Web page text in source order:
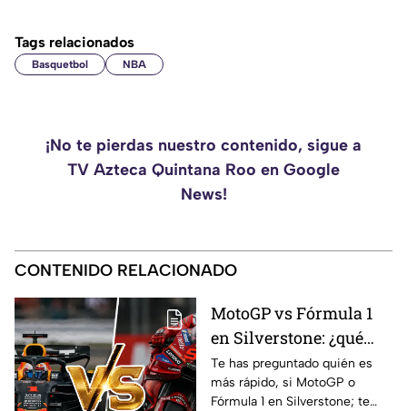
Tags relacionados
Basquetbol NBA
¡No te pierdas nuestro contenido, sigue a
TV Azteca Quintana Roo en Google
News!
CONTENIDO RELACIONADO
MotoGP vs Fórmula 1
en Silverstone: ¿qué
categoría es más rápida
y por cuánto?
Te has preguntado quién es
más rápido, si MotoGP o
Fórmula 1 en Silverstone; te